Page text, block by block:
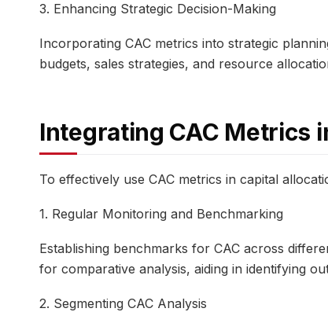
3. Enhancing Strategic Decision-Making
Incorporating CAC metrics into strategic
budgets, sales strategies, and resource
Integrating CAC Metrics
To effectively use CAC metrics in capital
1. Regular Monitoring and Benchmarking
Establishing benchmarks for CAC across
for comparative analysis, aiding in identifying
2. Segmenting CAC Analysis